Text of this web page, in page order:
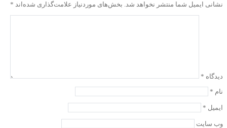
نشانی ایمیل شما منتشر نخواهد شد. بخش‌های موردنیاز علامت‌گذاری شده‌اند *
دیدگاه *
نام *
ایمیل *
وب‌ سایت